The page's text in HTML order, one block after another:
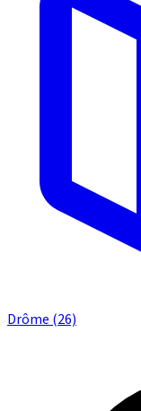
Drôme (26)